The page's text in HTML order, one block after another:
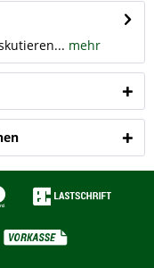
mehr